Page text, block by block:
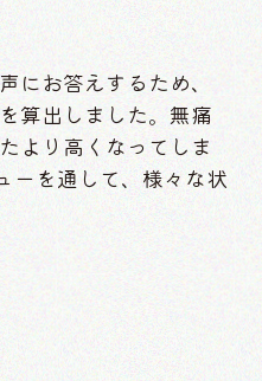
お答えするため、
算出しました。無痛
より高くなってしま
ーを通して、様々な状